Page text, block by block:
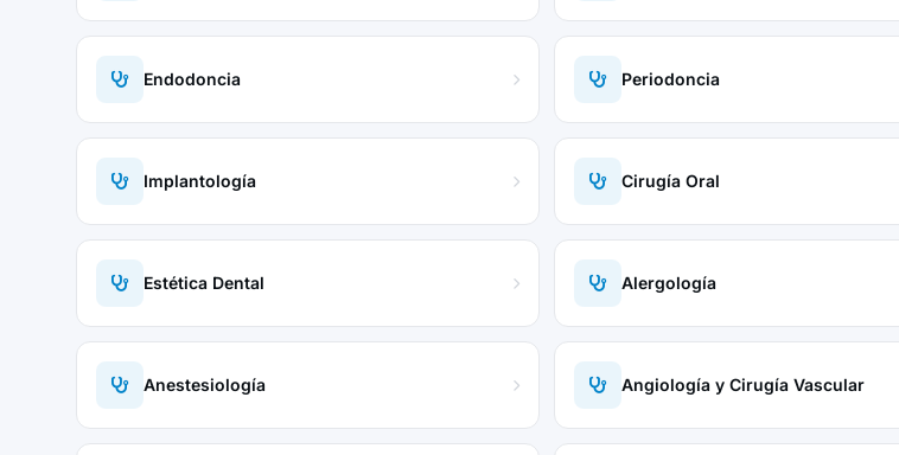
Endodoncia Periodoncia
Implantología Cirugía Oral
Estética Dental Alergología
Anestesiología Angiología y Cirugía Vascular